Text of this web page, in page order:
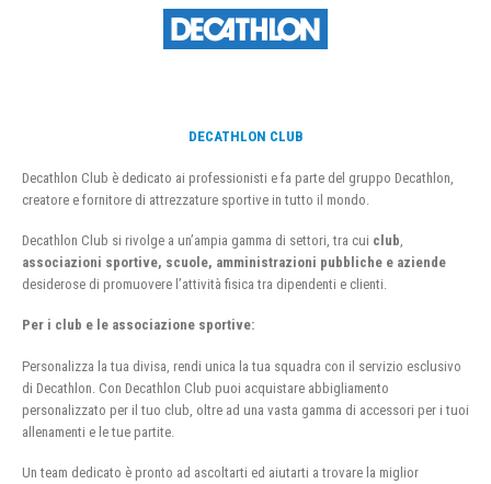
DECATHLON CLUB
Decathlon Club è dedicato ai professionisti e fa parte del gruppo Decathlon,
creatore e fornitore di attrezzature sportive in tutto il mondo.
Decathlon Club si rivolge a un’ampia gamma di settori, tra cui club
associazioni sportive, scuole, amministrazioni pubbliche e aziende
desiderose di promuovere l’attività fisica tra dipendenti e clienti.
Per i club e le associazione sportive:
Personalizza la tua divisa, rendi unica la tua squadra con il servizio esclusivo
di Decathlon. Con Decathlon Club puoi acquistare abbigliamento
personalizzato per il tuo club, oltre ad una vasta gamma di accessori per i tuoi
allenamenti e le tue partite.
Un team dedicato è pronto ad ascoltarti ed aiutarti a trovare la miglior